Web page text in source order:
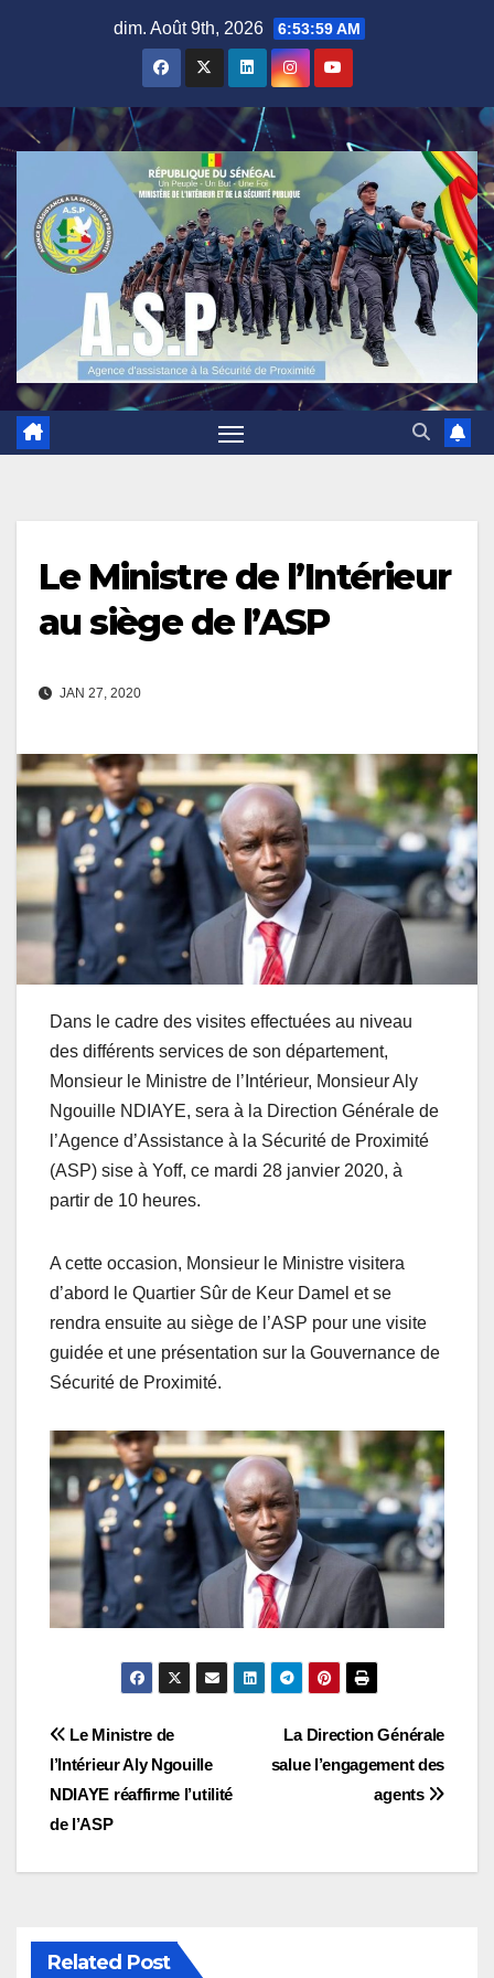
dim. Août 9th, 2026 6:53:59 AM
Le Ministre de l’Intérieur
au siège de l’ASP
JAN 27, 2020
Dans le cadre des visites effectuées au niveau
des différents services de son département,
Monsieur le Ministre de l’Intérieur, Monsieur Aly
Ngouille NDIAYE, sera à la Direction Générale de
l’Agence d’Assistance à la Sécurité de Proximité
(ASP) sise à Yoff, ce mardi 28 janvier 2020, à
partir de 10 heures.
A cette occasion, Monsieur le Ministre visitera
d’abord le Quartier Sûr de Keur Damel et se
rendra ensuite au siège de l’ASP pour une visite
guidée et une présentation sur la Gouvernance de
Sécurité de Proximité.
Navigation
de
l’article
La Direction Générale
salue l’engagement des
agents
Le Ministre de
l’Intérieur Aly Ngouille
NDIAYE réaffirme l’utilité
de l’ASP
Related Post